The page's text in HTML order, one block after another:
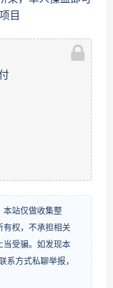
目
本站仅做收集整
有权，不承担相关
当受骗。如发现本
系方式私聊举报，